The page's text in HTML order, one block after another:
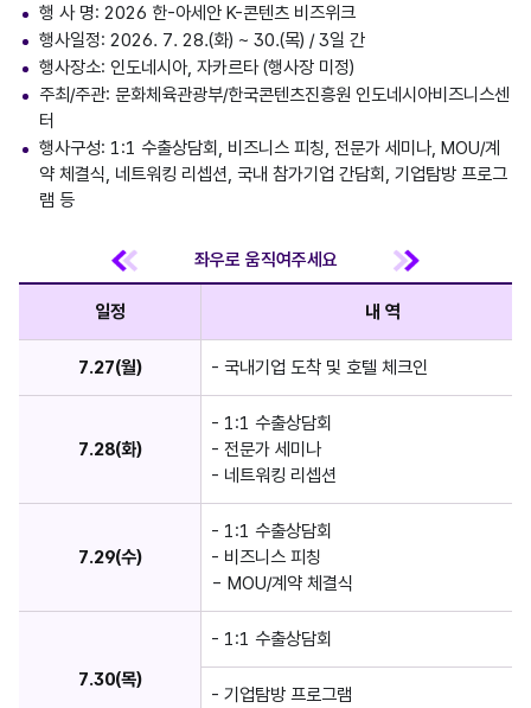
행 사 명: 2026 한-아세안 K-콘텐츠 비즈위크
행사일정: 2026. 7. 28.(화) ~ 30.(목) / 3일 간
행사장소: 인도네시아, 자카르타 (행사장 미정)
주최/주관: 문화체육관광부/한국콘텐츠진흥원 인도네시아비즈니스센
터
행사구성: 1:1 수출상담회, 비즈니스 피칭, 전문가 세미나, MOU/계
약 체결식, 네트워킹 리셉션, 국내 참가기업 간담회, 기업탐방 프로그
램 등
일정 내 역
7.27(월) - 국내기업 도착 및 호텔 체크인
7.28(화)
- 1:1 수출상담회
- 전문가 세미나
- 네트워킹 리셉션
7.29(수)
- 1:1 수출상담회
- 비즈니스 피칭
- MOU/계약 체결식
7.30(목)
- 1:1 수출상담회
- 기업탐방 프로그램